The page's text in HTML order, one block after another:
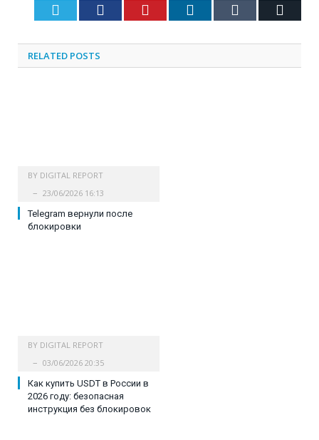
Twitter Facebook Pinterest LinkedIn Tumblr
RELATED POSTS
BY DIGITAL REPORT
23/06/2026 16:13
Telegram вернули после
блокировки
BY DIGITAL REPORT
03/06/2026 20:35
Как купить USDT в России в
2026 году: безопасная
инструкция без блокировок